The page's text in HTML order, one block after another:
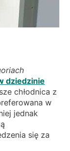
dziedzinie
chłodnica z
w
jednak
się za